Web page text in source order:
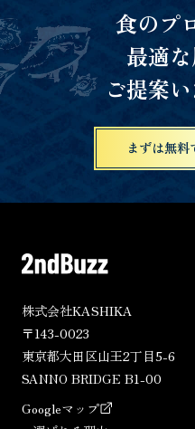
食のプ
最適
ご提案
まずは無料
株式会社KASHIKA
〒143-0023
東京都大田区山王2丁目5-6
SANNO BRIDGE B1-00
Googleマップ